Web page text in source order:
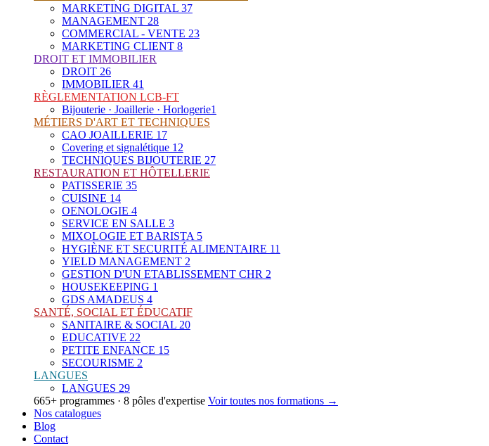
MARKETING DIGITAL 37
MANAGEMENT 28
COMMERCIAL - VENTE 23
MARKETING CLIENT 8
DROIT ET IMMOBILIER
DROIT 26
IMMOBILIER 41
RÈGLEMENTATION LCB-FT
Bijouterie · Joaillerie · Horlogerie1
MÉTIERS D'ART ET TECHNIQUES
CAO JOAILLERIE 17
Covering et signalétique 12
TECHNIQUES BIJOUTERIE 27
RESTAURATION ET HÔTELLERIE
PATISSERIE 35
CUISINE 14
OENOLOGIE 4
SERVICE EN SALLE 3
MIXOLOGIE ET BARISTA 5
HYGIÈNE ET SECURITÉ ALIMENTAIRE 11
YIELD MANAGEMENT 2
GESTION D'UN ETABLISSEMENT CHR 2
HOUSEKEEPING 1
GDS AMADEUS 4
SANTÉ, SOCIAL ET ÉDUCATIF
SANITAIRE & SOCIAL 20
EDUCATIVE 22
PETITE ENFANCE 15
SECOURISME 2
LANGUES
LANGUES 29
665+ programmes · 8 pôles d'expertise Voir toutes nos formations →
Nos catalogues
Blog
Contact